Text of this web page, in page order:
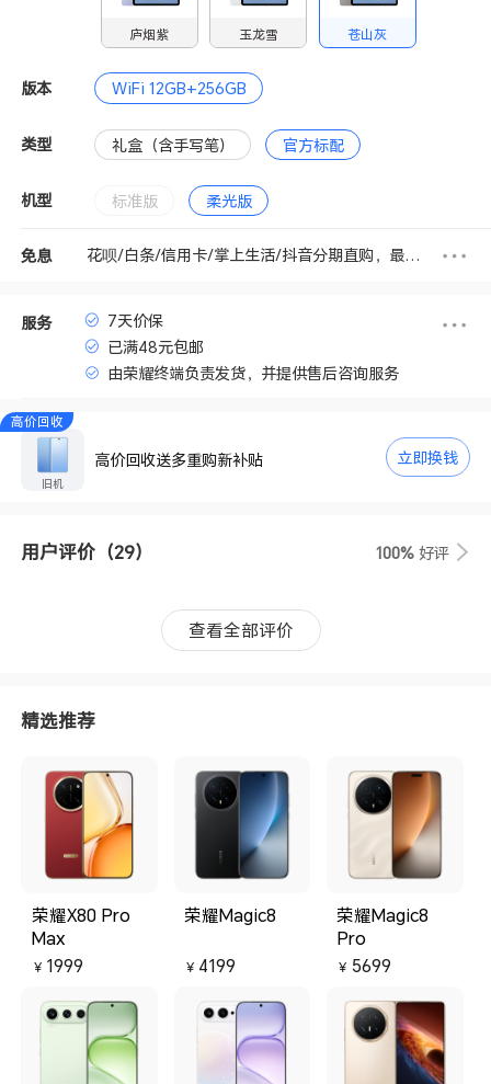
庐烟紫 玉龙雪 苍山灰
版本 WiFi 12GB+256GB
类型 礼盒（含手写笔） 官方标配
机型 标准版 柔光版
免息 花呗/白条/信用卡/掌上生活/抖音分期直购，最高享3期免息
服务
7天价保
已满48元包邮
由荣耀终端负责发货，并提供售后咨询服务
高价回收
旧机
高价回收送多重购新补贴 立即换钱
用户评价 （29） 100% 好评
查看全部评价
精选推荐
荣耀X80 Pro
Max
￥ 1999
荣耀Magic8
￥ 4199
荣耀Magic8
Pro
￥ 5699